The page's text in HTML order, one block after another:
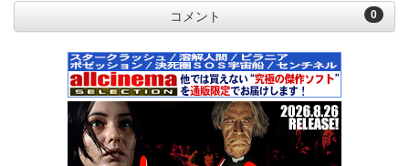
0
コメント